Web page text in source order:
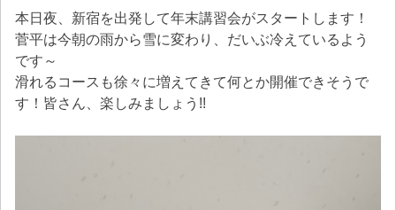
本日夜、新宿を出発して年末講習会がスタートします！
菅平は今朝の雨から雪に変わり、だいぶ冷えているよう
です～
滑れるコースも徐々に増えてきて何とか開催できそうで
す！皆さん、楽しみましょう!!